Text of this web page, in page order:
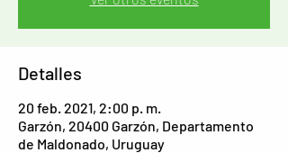
Detalles
20 feb. 2021, 2:00 p. m.
Garzón, 20400 Garzón, Departamento
de Maldonado, Uruguay